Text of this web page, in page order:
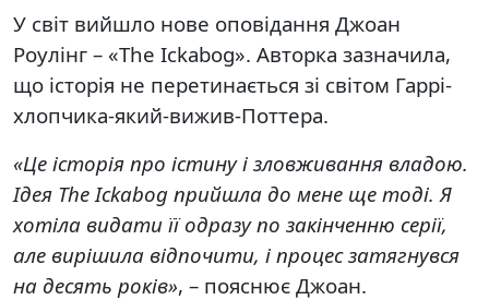
У світ вийшло нове оповідання Джоан
Роулінг – «The Ickabog». Авторка зазначила,
що історія не перетинається зі світом Гаррі-
хлопчика-який-вижив-Поттера.
«Це історія про істину і зловживання владою.
Ідея The Ickabog прийшла до мене ще тоді. Я
хотіла видати її одразу по закінченню серії,
але вирішила відпочити, і процес затягнувся
на десять років», – пояснює Джоан.